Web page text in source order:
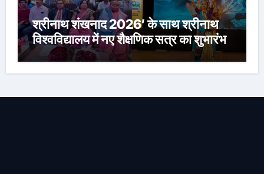
श्रीनाथ शंखनाद 2026′ के साथ श्रीनाथ
विश्वविद्यालय में नए शैक्षणिक सत्र का शुभारंभ